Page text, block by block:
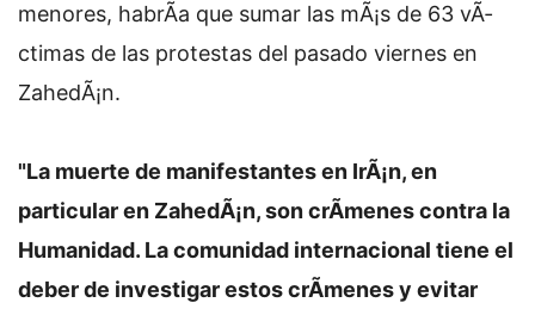
menores, habrÃ­a que sumar las mÃ¡s de 63 vÃ­
ctimas de las protestas del pasado viernes en
ZahedÃ¡n.
"La muerte de manifestantes en IrÃ¡n, en
particular en ZahedÃ¡n, son crÃ­menes contra la
Humanidad. La comunidad internacional tiene el
deber de investigar estos crÃ­menes y evitar